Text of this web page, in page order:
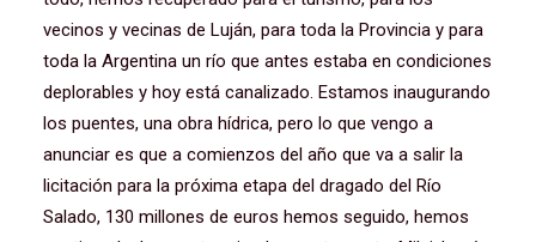
vecinos y vecinas de Luján, para toda la Provincia y para
toda la Argentina un río que antes estaba en condiciones
deplorables y hoy está canalizado. Estamos inaugurando
los puentes, una obra hídrica, pero lo que vengo a
anunciar es que a comienzos del año que va a salir la
licitación para la próxima etapa del dragado del Río
Salado, 130 millones de euros hemos seguido, hemos